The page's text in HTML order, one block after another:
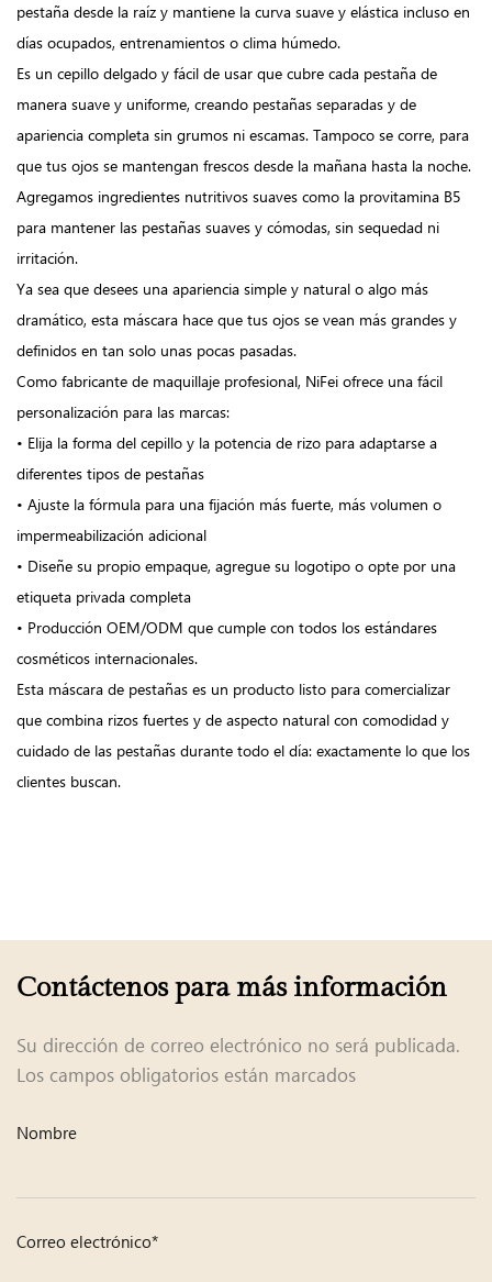
pestaña desde la raíz y mantiene la curva suave y elástica incluso en
días ocupados, entrenamientos o clima húmedo.
Es un cepillo delgado y fácil de usar que cubre cada pestaña de
manera suave y uniforme, creando pestañas separadas y de
apariencia completa sin grumos ni escamas. Tampoco se corre, para
que tus ojos se mantengan frescos desde la mañana hasta la noche.
Agregamos ingredientes nutritivos suaves como la provitamina B5
para mantener las pestañas suaves y cómodas, sin sequedad ni
irritación.
Ya sea que desees una apariencia simple y natural o algo más
dramático, esta máscara hace que tus ojos se vean más grandes y
definidos en tan solo unas pocas pasadas.
Como fabricante de maquillaje profesional, NiFei ofrece una fácil
personalización para las marcas:
• Elija la forma del cepillo y la potencia de rizo para adaptarse a
diferentes tipos de pestañas
• Ajuste la fórmula para una fijación más fuerte, más volumen o
impermeabilización adicional
• Diseñe su propio empaque, agregue su logotipo o opte por una
etiqueta privada completa
• Producción OEM/ODM que cumple con todos los estándares
cosméticos internacionales.
Esta máscara de pestañas es un producto listo para comercializar
que combina rizos fuertes y de aspecto natural con comodidad y
cuidado de las pestañas durante todo el día: exactamente lo que los
clientes buscan.
Contáctenos para más información
Su dirección de correo electrónico no será publicada.
Los campos obligatorios están marcados
Nombre
Correo electrónico*